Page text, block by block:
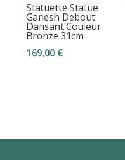
Statuette Statue
Ganesh Debout
Dansant Couleur
Bronze 31cm
169,00 €